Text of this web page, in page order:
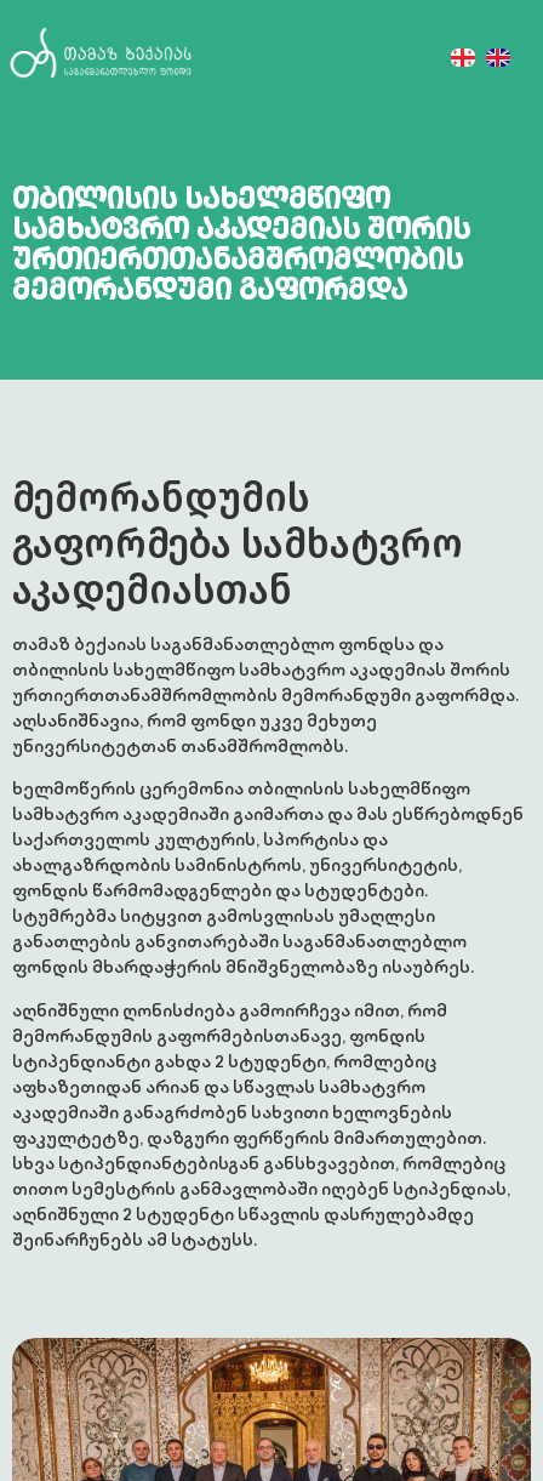
თბილისის სახელმწიფო
სამხატვრო აკადემიას შორის
ურთიერთთანამშრომლობის
მემორანდუმი გაფორმდა
მემორანდუმის
გაფორმება სამხატვრო
აკადემიასთან
თამაზ ბექაიას საგანმანათლებლო ფონდსა და
თბილისის სახელმწიფო სამხატვრო აკადემიას შორის
ურთიერთთანამშრომლობის მემორანდუმი გაფორმდა.
აღსანიშნავია, რომ ფონდი უკვე მეხუთე
უნივერსიტეტთან თანამშრომლობს.
ხელმოწერის ცერემონია თბილისის სახელმწიფო
სამხატვრო აკადემიაში გაიმართა და მას ესწრებოდნენ
საქართველოს კულტურის, სპორტისა და
ახალგაზრდობის სამინისტროს, უნივერსიტეტის,
ფონდის წარმომადგენლები და სტუდენტები.
სტუმრებმა სიტყვით გამოსვლისას უმაღლესი
განათლების განვითარებაში საგანმანათლებლო
ფონდის მხარდაჭერის მნიშვნელობაზე ისაუბრეს.
აღნიშნული ღონისძიება გამოირჩევა იმით, რომ
მემორანდუმის გაფორმებისთანავე, ფონდის
სტიპენდიანტი გახდა 2 სტუდენტი, რომლებიც
აფხაზეთიდან არიან და სწავლას სამხატვრო
აკადემიაში განაგრძობენ სახვითი ხელოვნების
ფაკულტეტზე, დაზგური ფერწერის მიმართულებით.
სხვა სტიპენდიანტებისგან განსხვავებით, რომლებიც
თითო სემესტრის განმავლობაში იღებენ სტიპენდიას,
აღნიშნული 2 სტუდენტი სწავლის დასრულებამდე
შეინარჩუნებს ამ სტატუსს.